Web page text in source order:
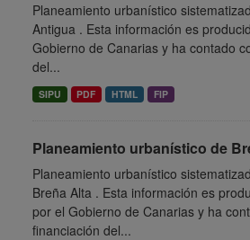
Planeamiento urbanístico
Antigua . Esta información es
Gobierno de Canarias y ha contado
del...
SIPU PDF HTML FIP
Planeamiento urbanístico de
Planeamiento urbanístico
Breña Alta . Esta información es
por el Gobierno de Canarias y ha
financiación del...